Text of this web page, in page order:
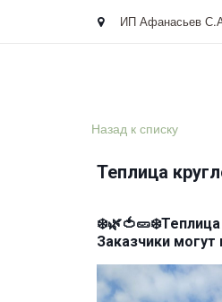
ИП Афанасьев
Назад к списку
Теплица
Заказчики